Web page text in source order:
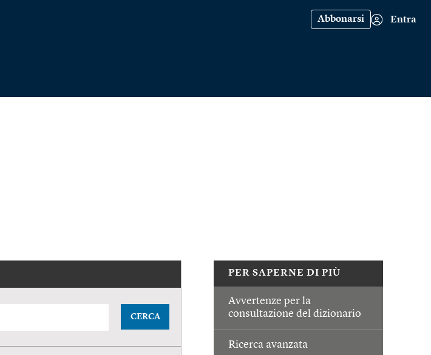
Abbonarsi Entra
PER SAPERNE DI PIÙ
Avvertenze per la
consultazione del dizionario
Ricerca avanzata
CERCA